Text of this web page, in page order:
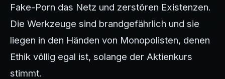
Fake-Porn das Netz und zerstören Existenzen.
Die Werkzeuge sind brandgefährlich und sie
liegen in den Händen von Monopolisten, denen
Ethik völlig egal ist, solange der Aktienkurs
stimmt.